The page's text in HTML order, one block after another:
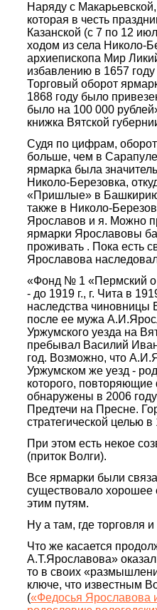
Наряду с
которая в честь
Казанской (с 7 по 12
ходом из села Николо-
архиепископа Мир
избавлению в 1657
Торговый оборот
1868 году было
было на 100 000
книжка Вятской
Судя по цифрам,
больше, чем в
ярмарка была
Николо-Березовка,
«Пришлые» в
также в Николо-
Ярославов и я. Можно
ярмарки Ярославовы
проживать . Пока есть
Ярославова
«Фонд № 1 «Пермский
- до 1919 г., г. Чита в
наследства
после ее мужа
Уржумского уезда на
пребывал Василий
год. Возможно, что
Уржумском же уезд -
которого,
обнаружены в 2006
Предтечи на Пресне.
стратегической целью
При этом есть некое
(приток Волги).
Все ярмарки были
существовало хорошее
этим путям.
Ну а там, где торговля
Что же касается
А.Т.Ярославова»
то в своих
ключе, что известным
(«Федосья Ярославова